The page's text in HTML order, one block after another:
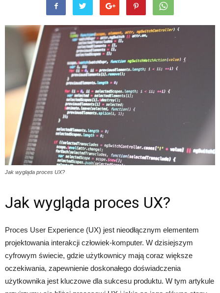
Jak wygląda proces UX?
Jak wygląda proces UX?
Proces User Experience (UX) jest nieodłącznym elementem
projektowania interakcji człowiek-komputer. W dzisiejszym
cyfrowym świecie, gdzie użytkownicy mają coraz większe
oczekiwania, zapewnienie doskonałego doświadczenia
użytkownika jest kluczowe dla sukcesu produktu. W tym artykule